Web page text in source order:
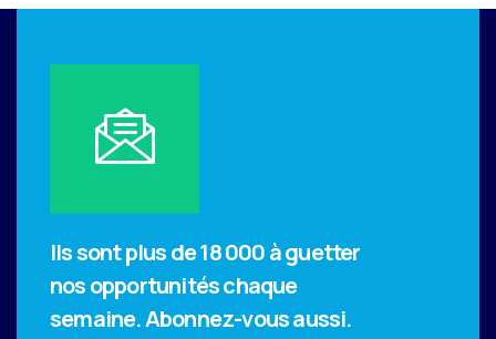
Ils sont plus de 18 000 à guetter
nos opportunités chaque
semaine.Abonnez-vous aussi.